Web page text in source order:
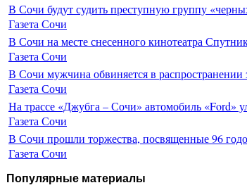
В Сочи будут судить преступную группу
Газета Сочи
В Сочи на месте снесенного кинотеатра
Газета Сочи
В Сочи мужчина обвиняется в
Газета Сочи
На трассе «Джубга – Сочи» автомобиль «Ford»
Газета Сочи
В Сочи прошли торжества, посвященные 96
Газета Сочи
Популярные материалы